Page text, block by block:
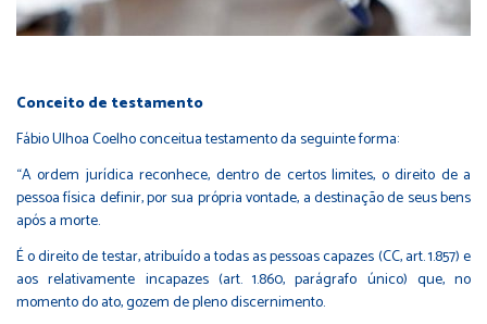
Conceito de testamento
Fábio Ulhoa Coelho conceitua testamento da seguinte forma:
“A ordem jurídica reconhece, dentro de certos limites, o direito de a
pessoa física definir, por sua própria vontade, a destinação de seus bens
após a morte.
É o direito de testar, atribuído a todas as pessoas capazes (CC, art. 1.857) e
aos relativamente incapazes (art. 1.860, parágrafo único) que, no
momento do ato, gozem de pleno discernimento.